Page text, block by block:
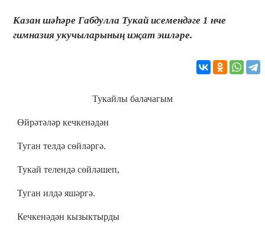
Казан шәһәре Габдулла Тукай исемендәге 1 нче
гимназия укучыларының иҗат эшләре.
Тукайлы балачагым
Өйрәтәләр кечкенәдән
Туган телдә сөйләргә.
Тукай телендә сөйләшеп,
Туган илдә яшәргә.
Кечкенәдән кызыктырды